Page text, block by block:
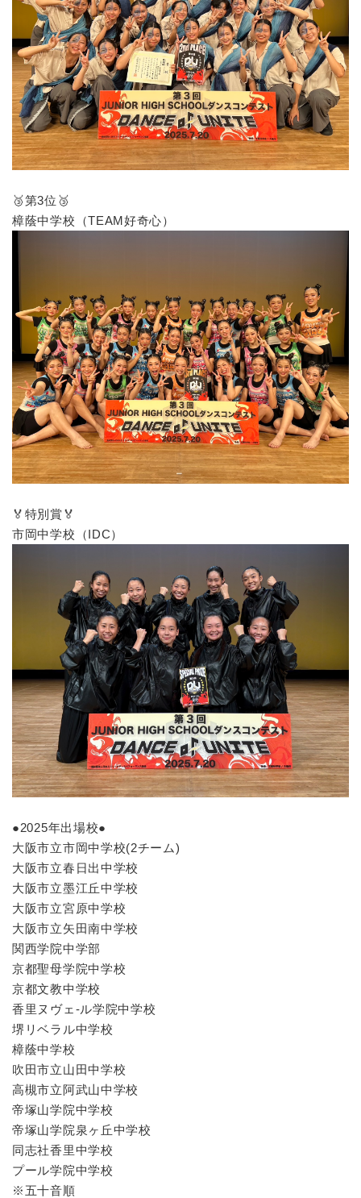
🥉第3位🥉
樟蔭中学校（TEAM好奇心）
🏅特別賞🏅
市岡中学校（IDC）
●2025年出場校●
大阪市立市岡中学校(2チーム)
大阪市立春日出中学校
大阪市立墨江丘中学校
大阪市立宮原中学校
大阪市立矢田南中学校
関西学院中学部
京都聖母学院中学校
京都文教中学校
香里ヌヴェ-ル学院中学校
堺リベラル中学校
樟蔭中学校
吹田市立山田中学校
高槻市立阿武山中学校
帝塚山学院中学校
帝塚山学院泉ヶ丘中学校
同志社香里中学校
プール学院中学校
※五十音順